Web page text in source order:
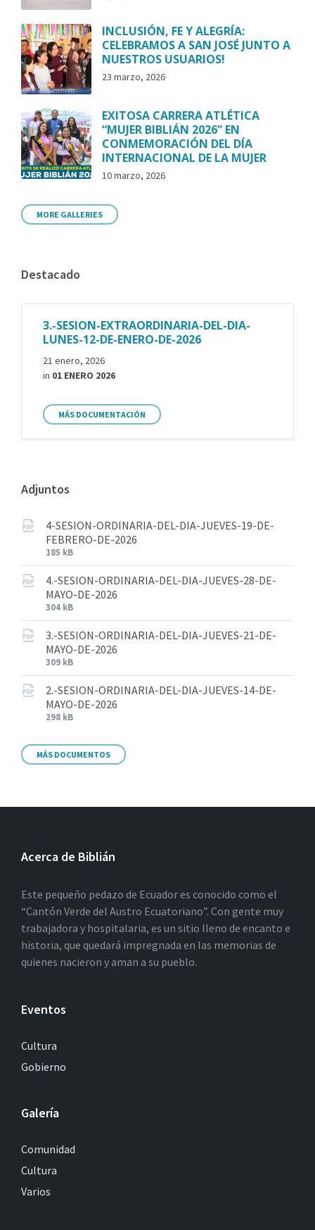
INCLUSIÓN, FE Y ALEGRÍA:
CELEBRAMOS A SAN JOSÉ JUNTO A
NUESTROS USUARIOS!
23 marzo, 2026
EXITOSA CARRERA ATLÉTICA
“MUJER BIBLIÁN 2026” EN
CONMEMORACIÓN DEL DÍA
INTERNACIONAL DE LA MUJER
10 marzo, 2026
MORE GALLERIES
Destacado
3.-SESION-EXTRAORDINARIA-DEL-DIA-
LUNES-12-DE-ENERO-DE-2026
21 enero, 2026
in 01 ENERO 2026
MÁS DOCUMENTACIÓN
Adjuntos
4-SESION-ORDINARIA-DEL-DIA-JUEVES-19-DE-
FEBRERO-DE-2026
185 kB
4.-SESION-ORDINARIA-DEL-DIA-JUEVES-28-DE-
MAYO-DE-2026
304 kB
3.-SESION-ORDINARIA-DEL-DIA-JUEVES-21-DE-
MAYO-DE-2026
309 kB
2.-SESION-ORDINARIA-DEL-DIA-JUEVES-14-DE-
MAYO-DE-2026
298 kB
MÁS DOCUMENTOS
Acerca de Biblián
Este pequeño pedazo de Ecuador es conocido como el
“Cantón Verde del Austro Ecuatoriano”. Con gente muy
trabajadora y hospitalaria, es un sitio lleno de encanto e
historia, que quedará impregnada en las memorias de
quienes nacieron y aman a su pueblo.
Eventos
Cultura
Gobierno
Galería
Comunidad
Cultura
Varios